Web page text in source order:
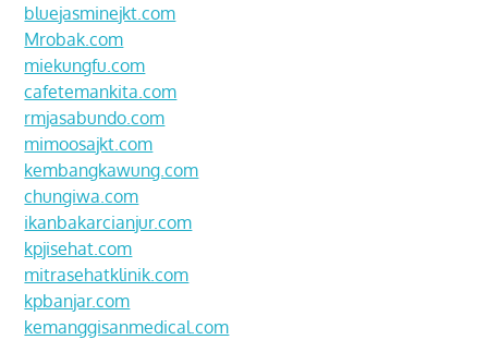
bluejasminejkt.com
Mrobak.com
miekungfu.com
cafetemankita.com
rmjasabundo.com
mimoosajkt.com
kembangkawung.com
chungiwa.com
ikanbakarcianjur.com
kpjisehat.com
mitrasehatklinik.com
kpbanjar.com
kemanggisanmedical.com